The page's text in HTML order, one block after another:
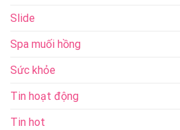
Slide
Spa muối hồng
Sức khỏe
Tin hoạt động
Tin hot